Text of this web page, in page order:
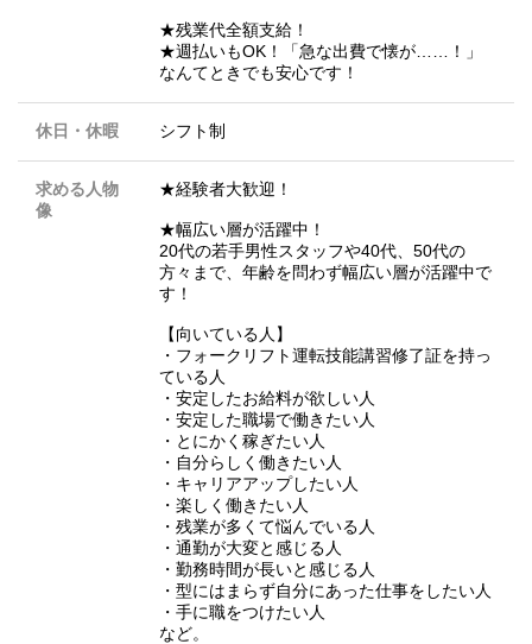
★残業代全額支給！
★週払いもOK！「急な出費で懐が……！」
なんてときでも安心です！
休日・休暇 シフト制
求める人物
像
★経験者大歓迎！
★幅広い層が活躍中！
20代の若手男性スタッフや40代、50代の
方々まで、年齢を問わず幅広い層が活躍中で
す！
【向いている人】
・フォークリフト運転技能講習修了証を持っ
ている人
・安定したお給料が欲しい人
・安定した職場で働きたい人
・とにかく稼ぎたい人
・自分らしく働きたい人
・キャリアアップしたい人
・楽しく働きたい人
・残業が多くて悩んでいる人
・通勤が大変と感じる人
・勤務時間が長いと感じる人
・型にはまらず自分にあった仕事をしたい人
・手に職をつけたい人
など。